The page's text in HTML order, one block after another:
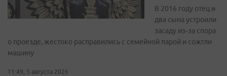
В 2016 году отец и
два сына устроили
засаду из‑за спора
о проезде, жестоко расправились с семейной парой и сожгли
машину
11:49, 5 августа 2026